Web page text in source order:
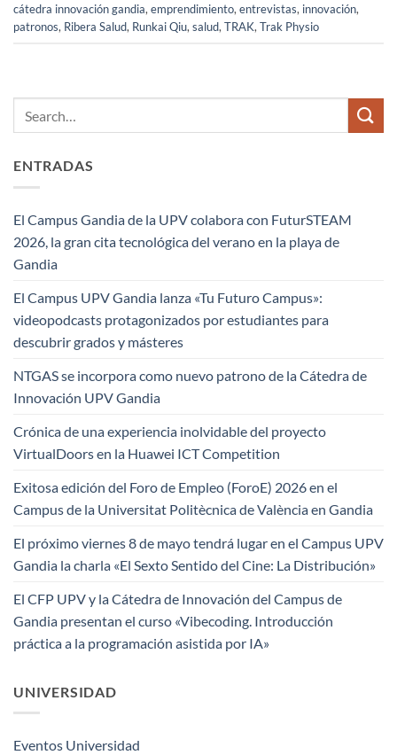
cátedra innovación gandia,emprendimiento,entrevistas, innovación,
patronos, Ribera Salud, Runkai Qiu,salud,TRAK,Trak Physio
ENTRADAS
El Campus Gandia de la UPV colabora con FuturSTEAM
2026, la gran cita tecnológica del verano en la playa de
Gandia
El Campus UPV Gandia lanza «Tu Futuro Campus»:
videopodcasts protagonizados por estudiantes para
descubrir grados y másteres
NTGAS se incorpora como nuevo patrono de la Cátedra de
Innovación UPV Gandia
Crónica de una experiencia inolvidable del proyecto
VirtualDoors en la Huawei ICT Competition
Exitosa edición del Foro de Empleo (ForoE) 2026 en el
Campus de la Universitat Politècnica de València en Gandia
El próximo viernes 8 de mayo tendrá lugar en el Campus UPV
Gandia la charla «El Sexto Sentido del Cine: La Distribución»
El CFP UPV y la Cátedra de Innovación del Campus de
Gandia presentan el curso «Vibecoding. Introducción
práctica a la programación asistida por IA»
UNIVERSIDAD
Eventos Universidad